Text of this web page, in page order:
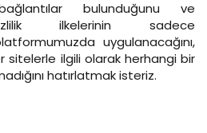
bulunduğunu ve
ilkelerinin sadece
uygulanacağını,
sitelerle ilgili olarak herhangi bir
hatırlatmak isteriz.